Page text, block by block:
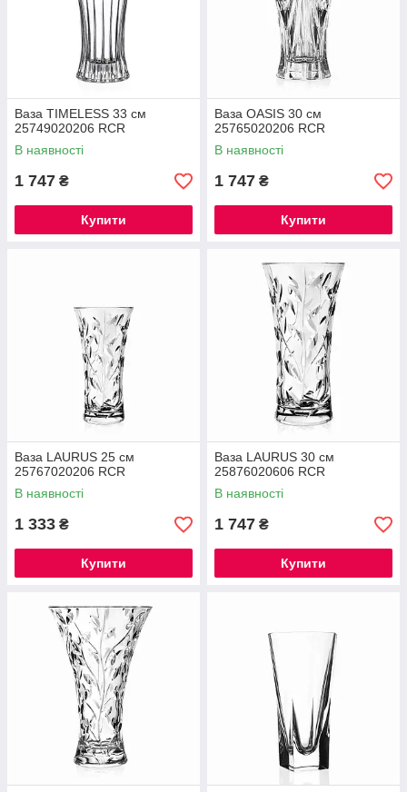
Ваза TIMELESS 33 см
25749020206 RCR
В наявності
1 747 ₴
Купити
Ваза OASIS 30 см
25765020206 RCR
В наявності
1 747 ₴
Купити
Ваза LAURUS 25 см
25767020206 RCR
В наявності
1 333 ₴
Купити
Ваза LAURUS 30 см
25876020606 RCR
В наявності
1 747 ₴
Купити